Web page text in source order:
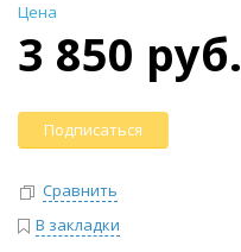
Цена
3 850 руб.
Подписаться
Сравнить
В закладки